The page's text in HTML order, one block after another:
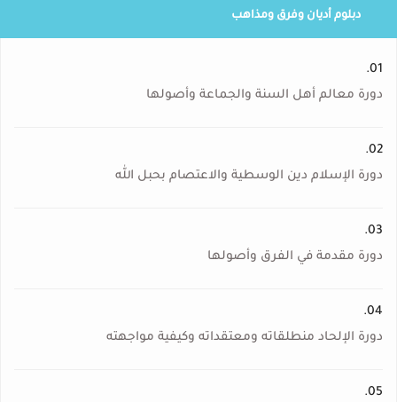
دبلوم أديان وفرق ومذاهب
01.
دورة معالم أهل السنة والجماعة وأصولها
02.
دورة الإسلام دين الوسطية والاعتصام بحبل الله
03.
دورة مقدمة في الفرق وأصولها
04.
دورة الإلحاد منطلقاته ومعتقداته وكيفية مواجهته
05.